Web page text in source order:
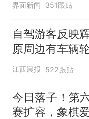
界面新闻 351跟贴
自驾游客反映
原周边有车辆
修理店铺换胎
元，官方发布
江西晨报 522跟贴
今日落子！第
赛扩容，象棋